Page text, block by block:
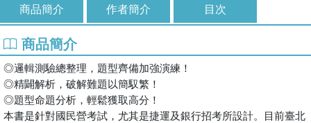
商品簡介 作者簡介 目次
商品簡介
◎邏輯測驗總整理，題型齊備加強演練！
◎精闢解析，破解難題以簡馭繁！
◎題型命題分析，輕鬆獲取高分！
本書是針對國民營考試，尤其是捷運及銀行招考所設計。目前臺北